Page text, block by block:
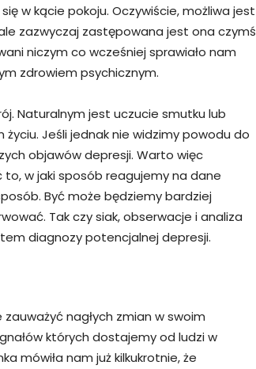
w kącie pokoju. Oczywiście, możliwa jest
zazwyczaj zastępowana jest ona czymś
niczym co wcześniej sprawiało nam
zdrowiem psychicznym.
Naturalnym jest uczucie smutku lub
Jeśli jednak nie widzimy powodu do
objawów depresji. Warto więc
w jaki sposób reagujemy na dane
Być może będziemy bardziej
Tak czy siak, obserwacje i analiza
diagnozy potencjalnej depresji.
nagłych zmian w swoim
których dostajemy od ludzi w
mówiła nam już kilkukrotnie, że